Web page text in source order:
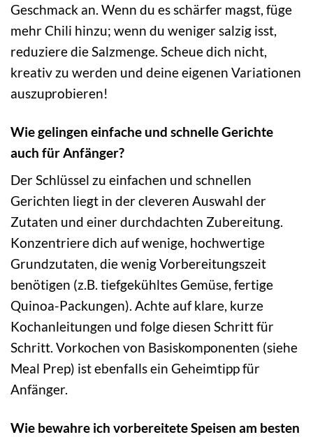
Geschmack an. Wenn du es schärfer magst, füge
mehr Chili hinzu; wenn du weniger salzig isst,
reduziere die Salzmenge. Scheue dich nicht,
kreativ zu werden und deine eigenen Variationen
auszuprobieren!
Wie gelingen einfache und schnelle Gerichte
auch für Anfänger?
Der Schlüssel zu einfachen und schnellen
Gerichten liegt in der cleveren Auswahl der
Zutaten und einer durchdachten Zubereitung.
Konzentriere dich auf wenige, hochwertige
Grundzutaten, die wenig Vorbereitungszeit
benötigen (z.B. tiefgekühltes Gemüse, fertige
Quinoa-Packungen). Achte auf klare, kurze
Kochanleitungen und folge diesen Schritt für
Schritt. Vorkochen von Basiskomponenten (siehe
Meal Prep) ist ebenfalls ein Geheimtipp für
Anfänger.
Wie bewahre ich vorbereitete Speisen am besten